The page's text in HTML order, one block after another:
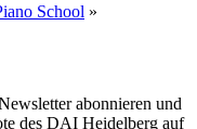
School »
abonnieren und
des DAI Heidelberg auf